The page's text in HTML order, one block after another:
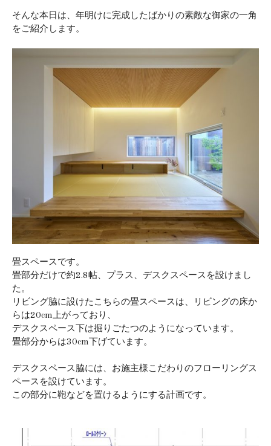
そんな本日は、年明けに完成したばかりの素敵な御家の一角
をご紹介します。
畳スペースです。
畳部分だけで約2.8帖、プラス、デスクスペースを設けまし
た。
リビング脇に設けたこちらの畳スペースは、リビングの床か
らは20cm上がっており、
デスクスペース下は掘りごたつのようになっています。
畳部分からは30cm下げています。
デスクスペース脇には、お施主様こだわりのフローリングス
ペースを設けています。
この部分に鞄などを置けるようにする計画です。